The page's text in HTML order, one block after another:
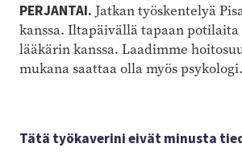
PERJANTAI. Jatkan työskentelyä
kanssa. Iltapäivällä tapaan potilaita
lääkärin kanssa. Laadimme
mukana saattaa olla myös psykologi.
Tätä työkaverini eivät minusta